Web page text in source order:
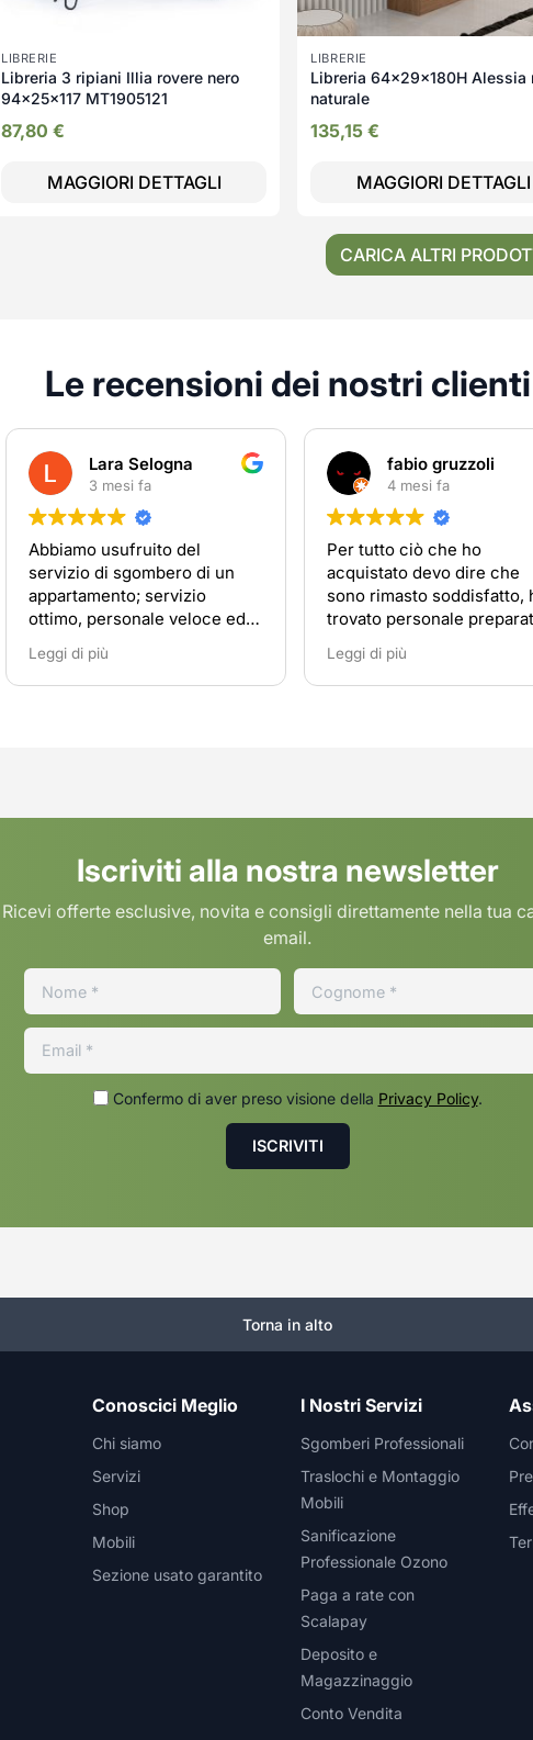
LIBRERIE
Libreria 3 ripiani Illia rovere nero
94x25x117 MT1905121
87,80 €
MAGGIORI DETTAGLI
LIBRERIE
Libreria 64x29x180H Alessia
naturale
135,15€
MAGGIORI DETTAGLI
CARICA ALTRI
Le recensioni dei nostri clienti
Lara Selogna
3 mesi fa
Abbiamo usufruito del
servizio di sgombero di un
appartamento; servizio
ottimo, personale veloce ed
rivolgersi a loro in caso di
necessità.
Leggi di più
fabio gruzzoli
4 mesi fa
Per tutto ciò che ho
acquistato devo dire che
sono rimasto soddisfatto, ho
trovato personale preparato
Leggi di più
Iscriviti alla nostra newsletter
Ricevi offerte esclusive, novita e consigli direttamente nella tua
email.
Confermo di aver preso visione della Privacy Policy.
Torna in alto
Conoscici Meglio
Chi siamo
Servizi
Shop
Mobili
Sezione usato garantito
I Nostri Servizi
Sgomberi Professionali
Traslochi e Montaggio
Mobili
Sanificazione
Professionale Ozono
Paga a rate con
Scalapay
Deposito e
Magazzinaggio
Conto Vendita